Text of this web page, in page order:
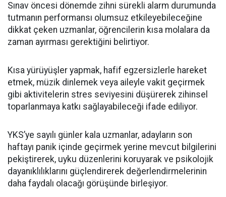
Sınav öncesi dönemde zihni sürekli alarm durumunda
tutmanın performansı olumsuz etkileyebileceğine
dikkat çeken uzmanlar, öğrencilerin kısa molalara da
zaman ayırması gerektiğini belirtiyor.
Kısa yürüyüşler yapmak, hafif egzersizlerle hareket
etmek, müzik dinlemek veya aileyle vakit geçirmek
gibi aktivitelerin stres seviyesini düşürerek zihinsel
toparlanmaya katkı sağlayabileceği ifade ediliyor.
YKS’ye sayılı günler kala uzmanlar, adayların son
haftayı panik içinde geçirmek yerine mevcut bilgilerini
pekiştirerek, uyku düzenlerini koruyarak ve psikolojik
dayanıklılıklarını güçlendirerek değerlendirmelerinin
daha faydalı olacağı görüşünde birleşiyor.